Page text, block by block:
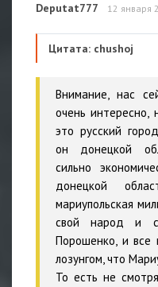
Deputat777 12 января
Цитата: chushoj
Внимание, нас
очень интересно,
это русский
он донецкой
сильно
донецкой
мариупольская
свой народ и
Порошенко, и
лозунгом, что
То есть не